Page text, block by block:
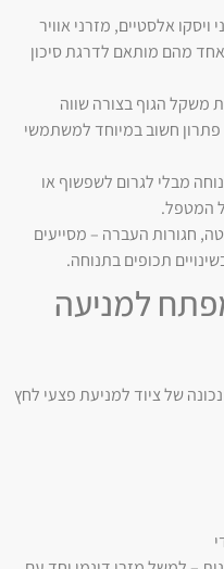
ויסקו אלסטיים, מזרני אוויר
אחד מהם מותאם לדרגת סיכון
משקל הגוף בצורה שווה
פתרון חשוב במיוחד למשתמשי
מבלי לגרום לשפשוף או
המטפל.
חגורות העברה – מסייעים
תכופים בתנוחה.
למניעה
של ציוד למניעת פצעי לחץ